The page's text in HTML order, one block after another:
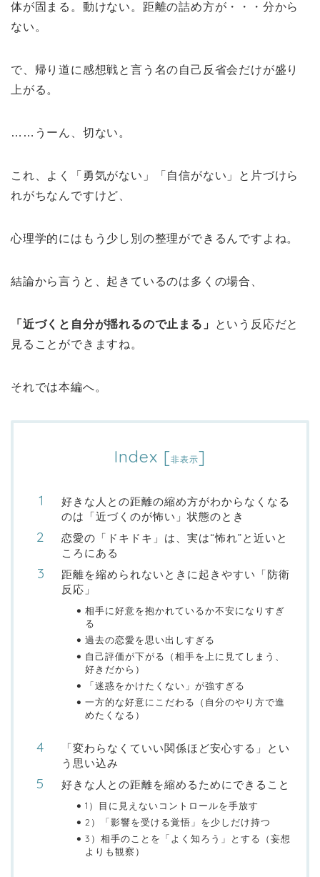
体が固まる。動けない。距離の詰め方が・・・分から
ない。
で、帰り道に感想戦と言う名の自己反省会だけが盛り
上がる。
……うーん、切ない。
これ、よく「勇気がない」「自信がない」と片づけら
れがちなんですけど、
心理学的にはもう少し別の整理ができるんですよね。
結論から言うと、起きているのは多くの場合、
「近づくと自分が揺れるので止まる」
という反応だと
見ることができますね。
それでは本編へ。
Index [非表示]
好きな人との距離の縮め方がわからなくなる
のは「近づくのが怖い」状態のとき
恋愛の「ドキドキ」は、実は“怖れ”と近いと
ころにある
距離を縮められないときに起きやすい「防衛
反応」
相手に好意を抱かれているか不安になりすぎ
る
過去の恋愛を思い出しすぎる
自己評価が下がる（相手を上に見てしまう、
好きだから）
「迷惑をかけたくない」が強すぎる
一方的な好意にこだわる（自分のやり方で進
めたくなる）
「変わらなくていい関係ほど安心する」とい
う思い込み
好きな人との距離を縮めるためにできること
1）目に見えないコントロールを手放す
2）「影響を受ける覚悟」を少しだけ持つ
3）相手のことを「よく知ろう」とする（妄想
よりも観察）